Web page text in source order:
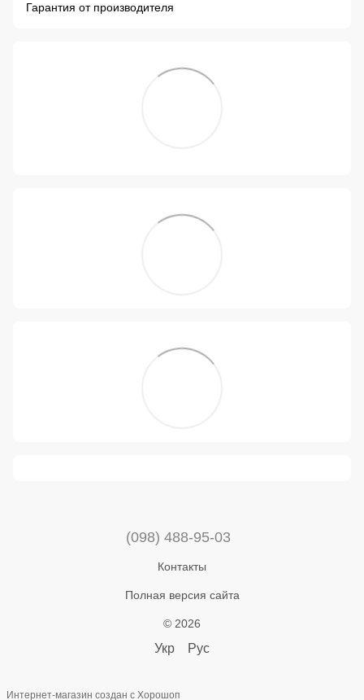
Гарантия от производителя
(098) 488-95-03
Контакты
Полная версия сайта
© 2026
Укр Рус
Интернет-магазин создан с Хорошоп